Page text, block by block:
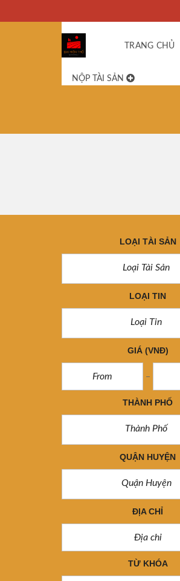
TRANG CHỦ
NỘP TÀI SẢN
LOẠI TÀI SẢN
Loại Tài Sản
LOẠI TIN
Loại Tin
GIÁ (VNĐ)
THÀNH PHỐ
Thành Phố
QUẬN HUYỆN
Quận Huyện
ĐỊA CHỈ
TỪ KHÓA